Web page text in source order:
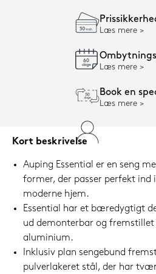
Læs mere
Læs mere
Book en
Læs mere
Kort beskrivelse
Auping Essential er en seng
former, der passer perfekt ind
moderne hjem.
Essential har et bæredygtigt
ud demonterbar og
aluminium.
Inklusiv plan sengebund
pulverlakeret stål, der har